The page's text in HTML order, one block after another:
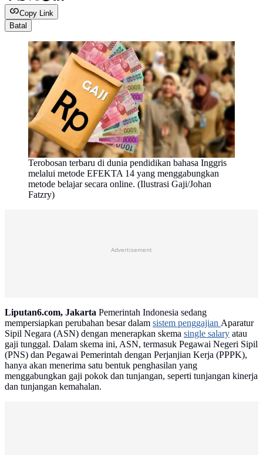
Copy Link
Batal
Terobosan terbaru di dunia pendidikan bahasa Inggris
melalui metode EFEKTA 14 yang menggabungkan
metode belajar secara online. (Ilustrasi Gaji/Johan
Fatzry)
Advertisement
Liputan6.com, Jakarta Pemerintah Indonesia sedang
mempersiapkan perubahan besar dalam sistem penggajian Aparatur
Sipil Negara (ASN) dengan menerapkan skema single salary atau
gaji tunggal. Dalam skema ini, ASN, termasuk Pegawai Negeri Sipil
(PNS) dan Pegawai Pemerintah dengan Perjanjian Kerja (PPPK),
hanya akan menerima satu bentuk penghasilan yang
menggabungkan gaji pokok dan tunjangan, seperti tunjangan kinerja
dan tunjangan kemahalan.